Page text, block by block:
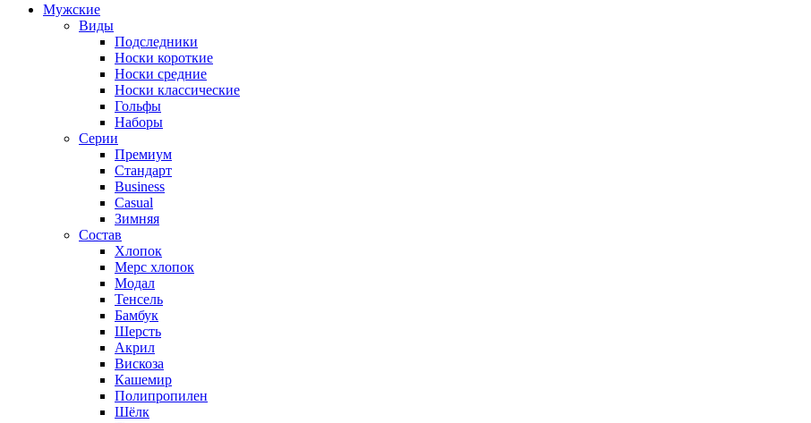
Мужские
Виды
Подследники
Носки короткие
Носки средние
Носки классические
Гольфы
Наборы
Серии
Премиум
Стандарт
Business
Casual
Зимняя
Состав
Хлопок
Мерс хлопок
Модал
Тенсель
Бамбук
Шерсть
Акрил
Вискоза
Кашемир
Полипропилен
Шёлк